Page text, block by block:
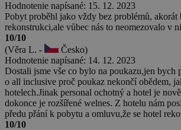
Hodnotenie napísané: 15. 12. 2023
Pobyt proběhl jako vždy bez problémů, akorát
rekonstrukci,ale vůbec nás to neomezovalo v
10/10
(Věra L. -
Česko)
Hodnotenie napísané: 14. 12. 2023
Dostali jsme vše co bylo na poukazu,jen bych
o all inclusive proč poukaz nekončí obědem,
hotelech.Jinak personal ochotný a hotel je
dokonce je rozšířené welnes. Z hotelu nám
předu přání k pobytu a omluvu,že se hotel
10/10